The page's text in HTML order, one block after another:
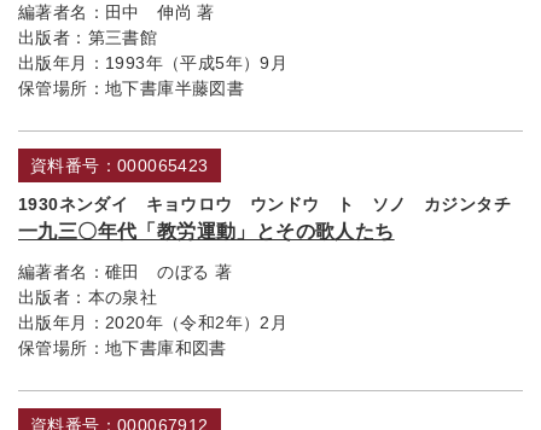
編著者名： 田中 伸尚 著
出版者： 第三書館
出版年月： 1993年（平成5年）9月
保管場所： 地下書庫半藤図書
資料番号：000065423
1930ネンダイ キョウロウ ウンドウ ト ソノ カジンタチ
一九三〇年代「教労運動」とその歌人たち
編著者名： 碓田 のぼる 著
出版者： 本の泉社
出版年月： 2020年（令和2年）2月
保管場所： 地下書庫和図書
資料番号：000067912